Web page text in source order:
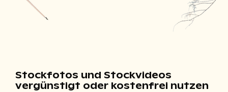
Stockfotos und Stockvideos
vergünstigt oder kostenfrei nutzen